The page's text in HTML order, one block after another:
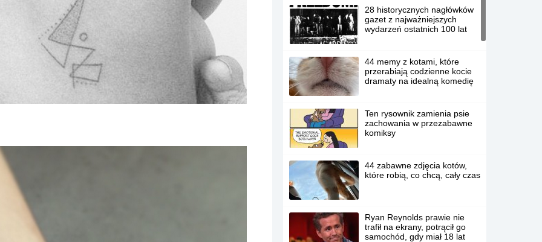
28 historycznych nagłówków
gazet z najważniejszych
wydarzeń ostatnich 100 lat
44 memy z kotami, które
przerabiają codzienne kocie
dramaty na idealną komedię
Ten rysownik zamienia psie
zachowania w przezabawne
komiksy
44 zabawne zdjęcia kotów,
które robią, co chcą, cały czas
Ryan Reynolds prawie nie
trafił na ekrany, potrącił go
samochód, gdy miał 18 lat